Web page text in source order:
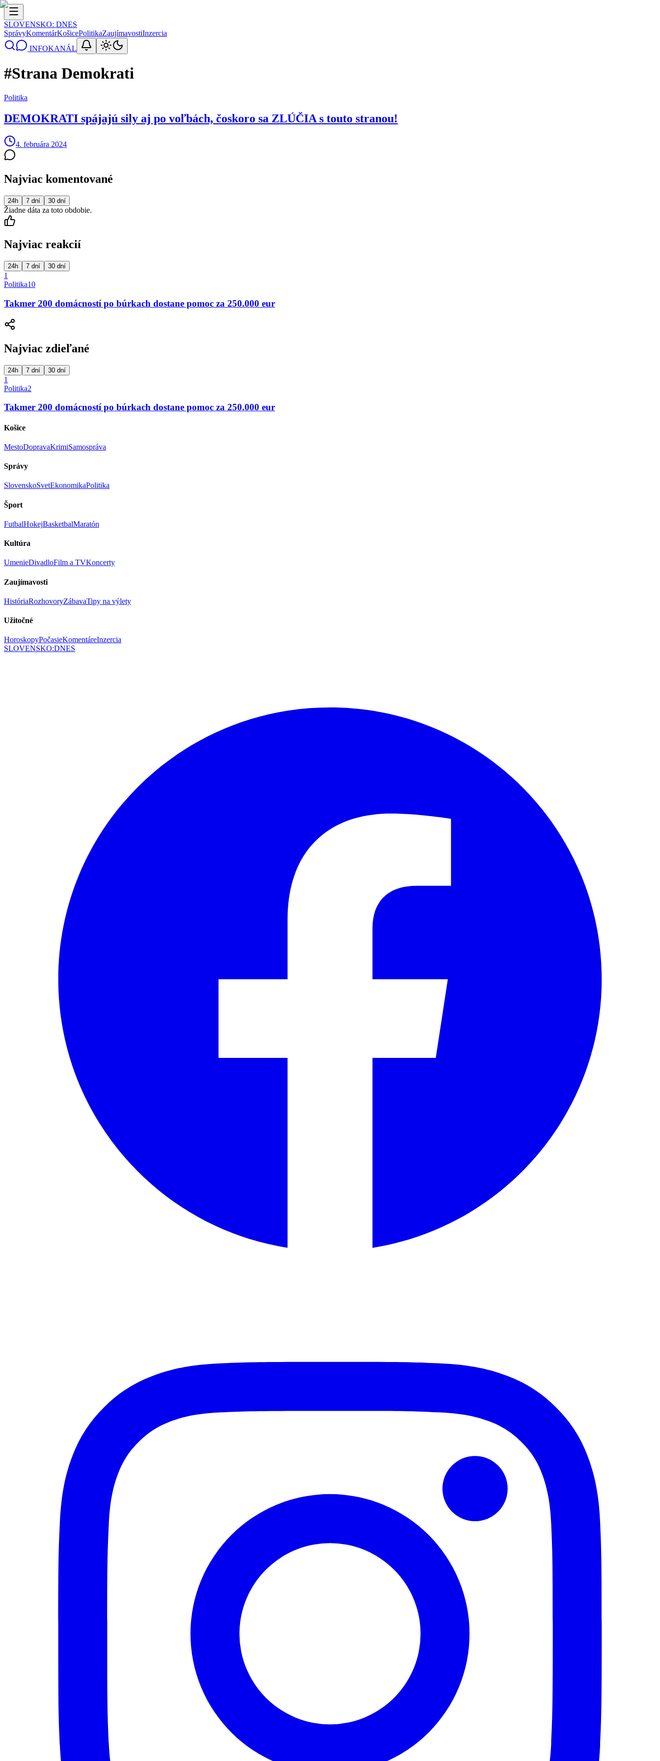
SLOVENSKO: DNES
SprávyKomentárKošicePolitikaZaujímavostiInzercia
INFOKANÁL
#Strana Demokrati
Politika
DEMOKRATI spájajú sily aj po voľbách, čoskoro sa ZLÚČIA s touto stranou!
4. februára 2024
Najviac komentované
24h 7 dní 30 dní
Žiadne dáta za toto obdobie.
Najviac reakcií
24h 7 dní 30 dní
1
Politika10
Takmer 200 domácností po búrkach dostane pomoc za 250.000 eur
Najviac zdieľané
24h 7 dní 30 dní
1
Politika2
Takmer 200 domácností po búrkach dostane pomoc za 250.000 eur
Košice
MestoDopravaKrimiSamospráva
Správy
SlovenskoSvetEkonomikaPolitika
Šport
FutbalHokejBasketbalMaratón
Kultúra
UmenieDivadloFilm a TVKoncerty
Zaujímavosti
HistóriaRozhovoryZábavaTipy na výlety
Užitočné
HoroskopyPočasieKomentáreInzercia
SLOVENSKO:DNES